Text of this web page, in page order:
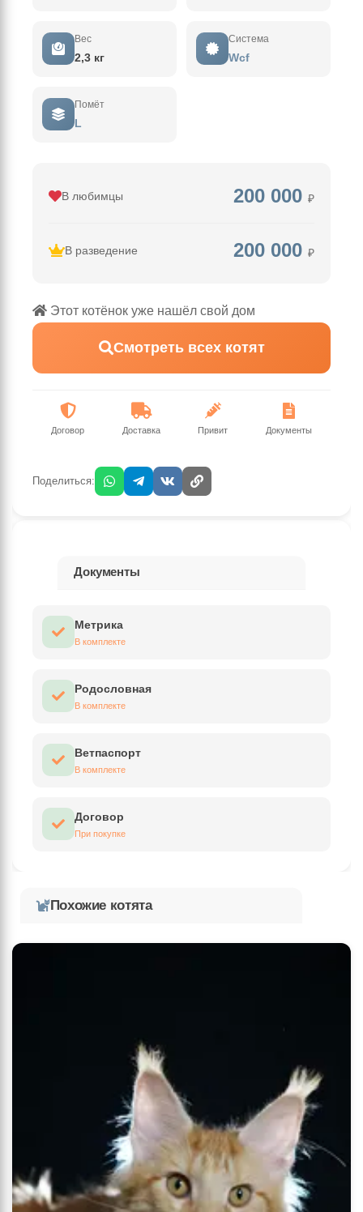
Вес
2,3 кг
Система
Wcf
Помёт
L
В любимцы 200 000 ₽
В разведение 200 000 ₽
Этот котёнок уже нашёл свой дом
Смотреть всех котят
Договор Доставка Привит Документы
Поделиться:
Документы
Метрика
В комплекте
Родословная
В комплекте
Ветпаспорт
В комплекте
Договор
При покупке
Похожие котята